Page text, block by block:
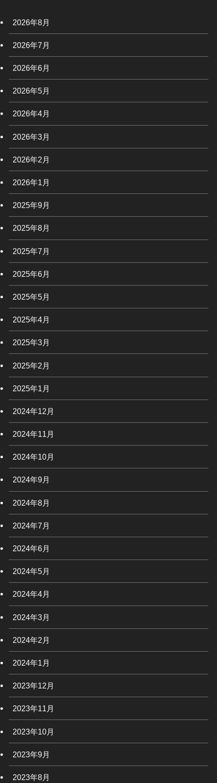
2026年8月
2026年7月
2026年6月
2026年5月
2026年4月
2026年3月
2026年2月
2026年1月
2025年9月
2025年8月
2025年7月
2025年6月
2025年5月
2025年4月
2025年3月
2025年2月
2025年1月
2024年12月
2024年11月
2024年10月
2024年9月
2024年8月
2024年7月
2024年6月
2024年5月
2024年4月
2024年3月
2024年2月
2024年1月
2023年12月
2023年11月
2023年10月
2023年9月
2023年8月